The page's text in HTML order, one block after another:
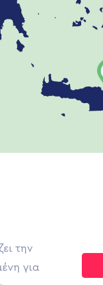
την
για